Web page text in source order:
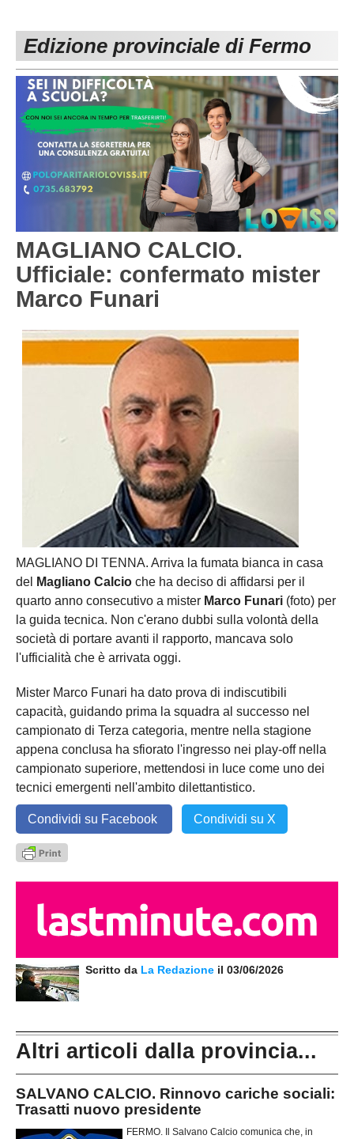
Carica la tua Rosa
1^ CATEGORIA
2^ CATEGORIA
3^ CATEGORIA
GIOVANILI
Edizione provinciale di Fermo
MAGLIANO CALCIO.
Ufficiale: confermato mister
Marco Funari
MAGLIANO DI TENNA. Arriva la fumata bianca in casa
del
Magliano Calcio che ha deciso di affidarsi per il
quarto anno consecutivo a mister Marco Funari (foto) per
la guida tecnica. Non c'erano dubbi sulla volontà della
società di portare avanti il rapporto, mancava solo
l'ufficialità che è arrivata oggi.
Mister Marco Funari ha dato prova di indiscutibili
capacità, guidando prima la squadra al successo nel
campionato di Terza categoria, mentre nella stagione
appena conclusa ha sfiorato l'ingresso nei play-off nella
campionato superiore, mettendosi in luce come uno dei
tecnici emergenti nell'ambito dilettantistico.
Condividi su Facebook Condividi su X
Scritto da La Redazione il 03/06/2026
Altri articoli dalla provincia...
SALVANO CALCIO. Rinnovo cariche sociali:
Trasatti nuovo presidente
FERMO. Il Salvano Calcio comunica che, in